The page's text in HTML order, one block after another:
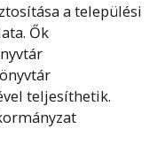
a települési
Ők
teljesíthetik.